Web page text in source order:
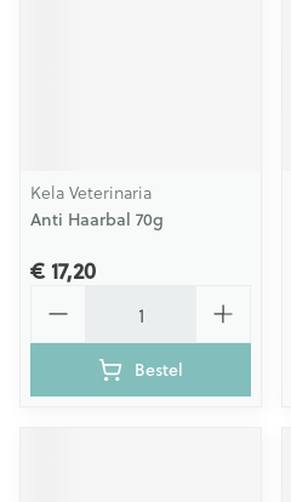
Kela Veterinaria
Anti Haarbal 70g
€ 17,20
Bestel